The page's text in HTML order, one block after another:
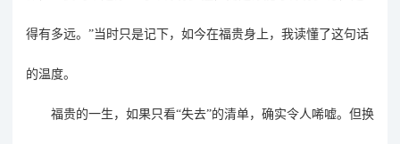
得有多远。”当时只是记下，如今在福贵身上，我读懂了这句话
的温度。
福贵的一生，如果只看“失去”的清单，确实令人唏嘘。但换